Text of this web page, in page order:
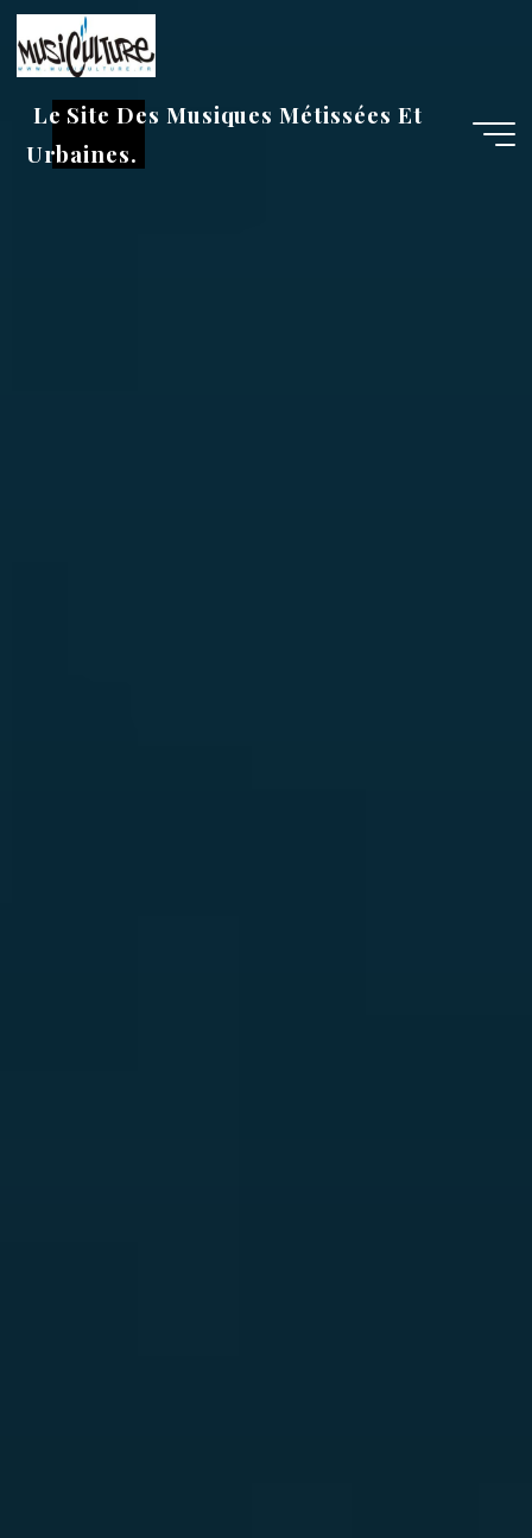
Aller
au
contenu
Le Site Des Musiques Métissées Et
Urbaines.